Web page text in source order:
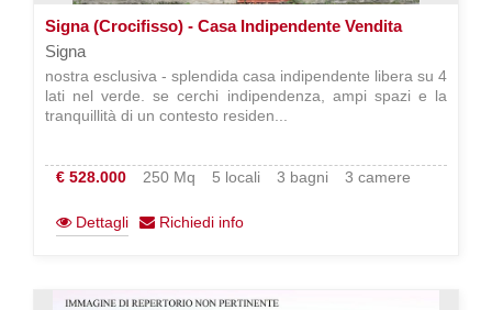
Signa (Crocifisso) - Casa Indipendente Vendita
Signa
nostra esclusiva - splendida casa indipendente libera su 4
lati nel verde. se cerchi indipendenza, ampi spazi e la
tranquillità di un contesto residen...
€ 528.000 250 Mq 5 locali 3 bagni 3 camere
Dettagli Richiedi info